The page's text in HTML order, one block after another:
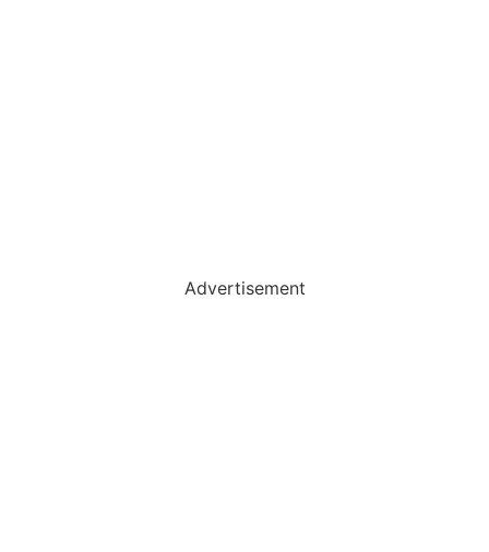
Advertisement